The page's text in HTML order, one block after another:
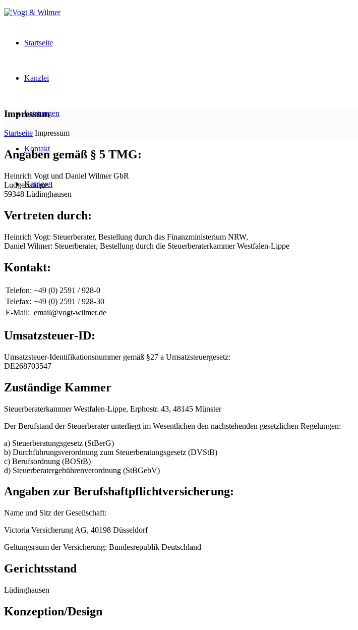
Startseite
Kanzlei
Leistungen
Kontakt
Karriere
Impressum
Startseite Impressum
Angaben gemäß § 5 TMG:
Heinrich Vogt und Daniel Wilmer GbR
Ludgeristiege 1
59348 Lüdinghausen
Vertreten durch:
Heinrich Vogt: Steuerberater, Bestellung durch das Finanzministerium NRW,
Daniel Wilmer: Steuerberater, Bestellung durch die Steuerberaterkammer Westfalen-Lippe
Kontakt:
Telefon: +49 (0) 2591 / 928-0
Telefax: +49 (0) 2591 / 928-30
E-Mail: email@vogt-wilmer.de
Umsatzsteuer-ID:
Umsatzsteuer-Identifikationsnummer gemäß §27 a Umsatzsteuergesetz:
DE268703547
Zuständige Kammer
Steuerberaterkammer Westfalen-Lippe, Erphostr. 43, 48145 Münster
Der Berufstand der Steuerberater unterliegt im Wesentlichen den nachstehenden gesetzlichen Regelungen:
a) Steuerberatungsgesetz (StBerG)
b) Durchführungsverordnung zum Steuerberatungsgesetz (DVStB)
c) Berufsordnung (BOStB)
d) Steuerberatergebührenverordnung (StBGebV)
Angaben zur Berufshaftpflichtversicherung:
Name und Sitz der Gesellschaft:
Victoria Versicherung AG, 40198 Düsseldorf
Geltungsraum der Versicherung: Bundesrepublik Deutschland
Gerichtsstand
Lüdinghausen
Konzeption/Design